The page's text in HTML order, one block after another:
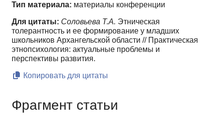
Тип материала: материалы конференции
Для цитаты: Соловьева Т.А. Этническая
толерантность и ее формирование у младших
школьников Архангельской области // Практическая
этнопсихология: актуальные проблемы и
перспективы развития.
Копировать для цитаты
Фрагмент статьи